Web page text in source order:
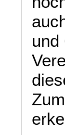
und